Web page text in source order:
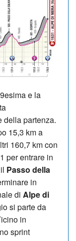
e la
della partenza.
15,3 km a
160,7 km con
per entrare in
Passo della
in
di Alpe di
si parte da
in
sprint